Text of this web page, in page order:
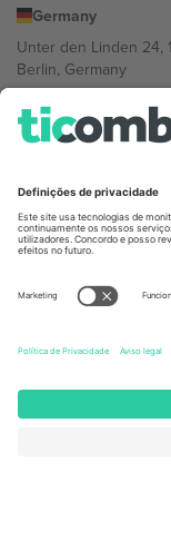
Germany
Unter den Linden 24,
Berlin, Germany
United States
Newark, Delaware
States
Regus Sofia City West,
Bulgaria
Mexico
Av Chapultepec 360,